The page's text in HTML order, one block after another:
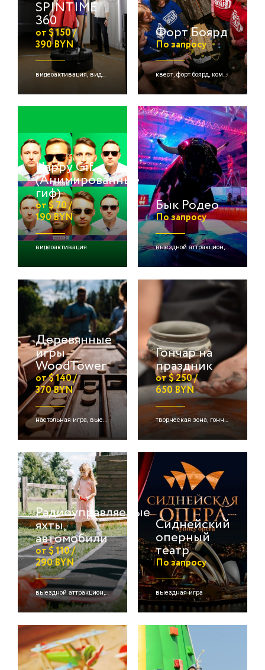
SPINTIME
360
от $ 150 /
390 BYN
Форт Боярд
По запросу
квест, форт боярд, командная игра
Happy Gif
(Анимированные
гиф)
от $ 70 /
190 BYN
видеоактивация
Бык Родео
По запросу
выездной аттракцион, родео аттракционы
Деревянные
игры
WoodTower
от $ 140 /
370 BYN
настольная игра, выездная игра, деревянные игры и др.
Гончар на
праздник
от $ 250 /
650 BYN
творческая зона, гончарная зона
Радиоуправляемые
яхты,
автомобили
от $ 110 /
290 BYN
выездной аттракцион, детские активации, командная игра
Сиднейский
оперный
театр
По запросу
выездная игра